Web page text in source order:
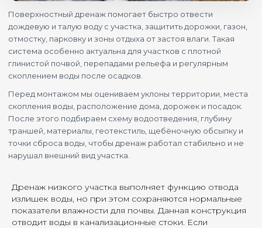
Поверхностный дренаж помогает быстро отвести
дождевую и талую воду с участка, защитить дорожки, газон,
отмостку, парковку и зоны отдыха от застоя влаги. Такая
система особенно актуальна для участков с плотной
глинистой почвой, перепадами рельефа и регулярным
скоплением воды после осадков.
Перед монтажом мы оцениваем уклоны территории, места
скопления воды, расположение дома, дорожек и посадок.
После этого подбираем схему водоотведения, глубину
траншей, материалы, геотекстиль, щебёночную обсыпку и
точки сброса воды, чтобы дренаж работал стабильно и не
нарушал внешний вид участка.
Дренаж низкого участка выполняет функцию отвода
излишек воды, но при этом сохраняются нормальные
показатели влажности для почвы. Данная конструкция
отводит воды в канализационные стоки. Если